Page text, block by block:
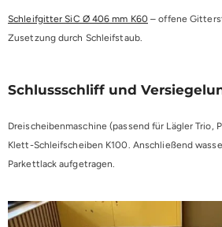
Schleifgitter SiC Ø 406 mm K60 – offene
Zusetzung durch Schleifstaub.
Schlussschliff und
Dreischeibenmaschine (passend für Lägler Trio,
Klett-Schleifscheiben K100. Anschließend
Parkettlack aufgetragen.